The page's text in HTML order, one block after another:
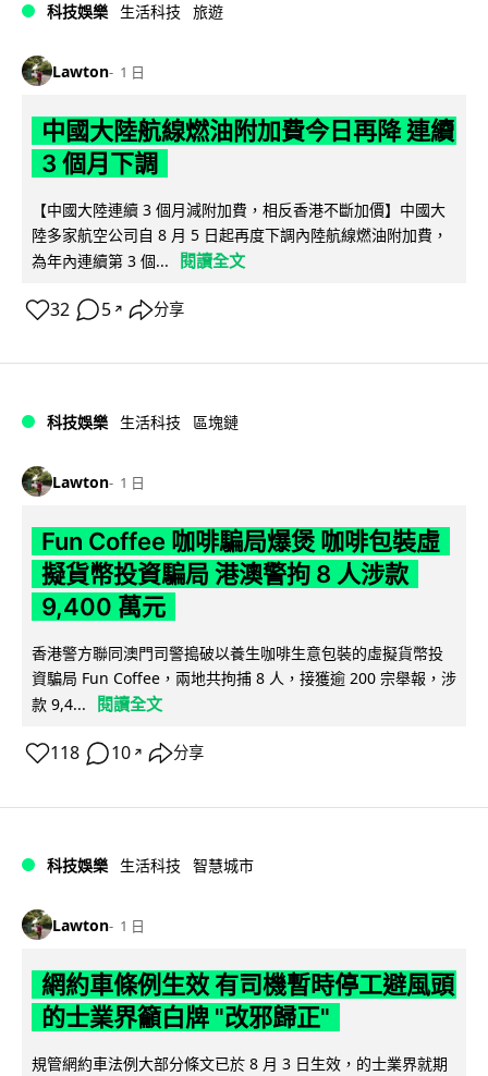
科技娛樂 生活科技 旅遊
Lawton 1 日
中國大陸航線燃油附加費今日再降 連續
3 個月下調
【中國大陸連續 3 個月減附加費，相反香港不斷加價】中國大
陸多家航空公司自 8 月 5 日起再度下調內陸航線燃油附加費，
為年內連續第 3 個...
閱讀全文
32 5 ↗ 分享
科技娛樂 生活科技 區塊鏈
Lawton 1 日
Fun Coffee 咖啡騙局爆煲 咖啡包裝虛
擬貨幣投資騙局 港澳警拘 8 人涉款
9,400 萬元
香港警方聯同澳門司警搗破以養生咖啡生意包裝的虛擬貨幣投
資騙局 Fun Coffee，兩地共拘捕 8 人，接獲逾 200 宗舉報，涉
款 9,4...
閱讀全文
118 10 ↗ 分享
科技娛樂 生活科技 智慧城市
Lawton 1 日
網約車條例生效 有司機暫時停工避風頭
的士業界籲白牌 "改邪歸正"
規管網約車法例大部分條文已於 8 月 3 日生效，的士業界就期